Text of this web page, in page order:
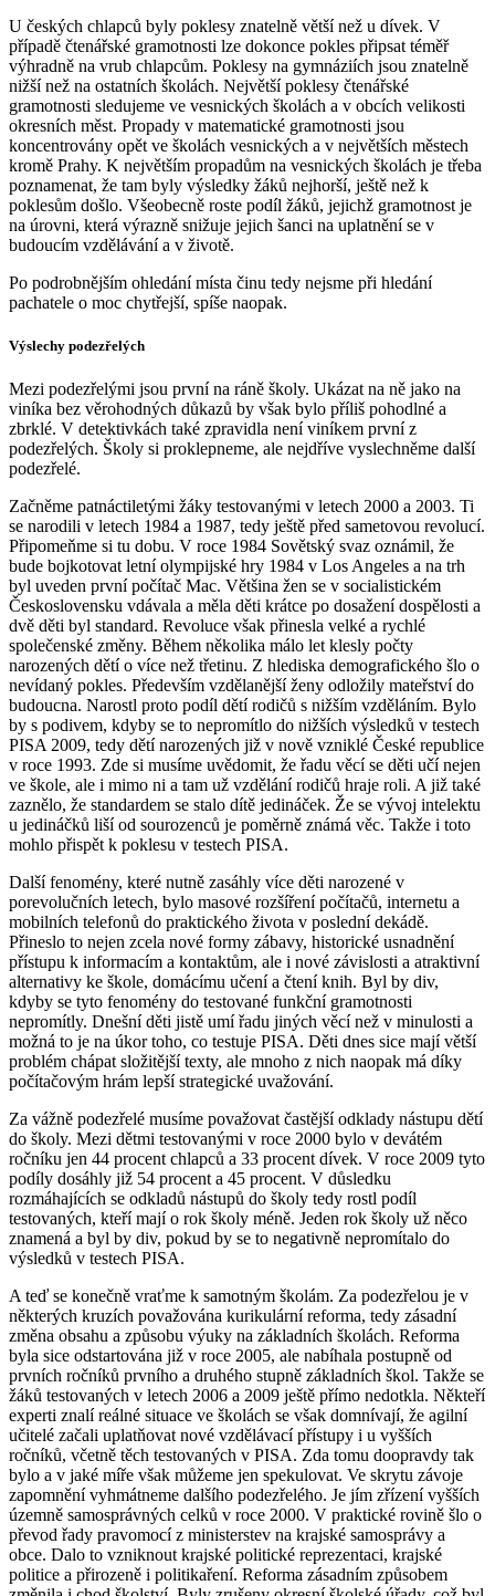
U českých chlapců byly poklesy znatelně větší než u dívek. V
případě čtenářské gramotnosti lze dokonce pokles připsat téměř
výhradně na vrub chlapcům. Poklesy na gymnáziích jsou znatelně
nižší než na ostatních školách. Největší poklesy čtenářské
gramotnosti sledujeme ve vesnických školách a v obcích velikosti
okresních měst. Propady v matematické gramotnosti jsou
koncentrovány opět ve školách vesnických a v největších městech
kromě Prahy. K největším propadům na vesnických školách je třeba
poznamenat, že tam byly výsledky žáků nejhorší, ještě než k
poklesům došlo. Všeobecně roste podíl žáků, jejichž gramotnost je
na úrovni, která výrazně snižuje jejich šanci na uplatnění se v
budoucím vzdělávání a v životě.
Po podrobnějším ohledání místa činu tedy nejsme při hledání
pachatele o moc chytřejší, spíše naopak.
Výslechy podezřelých
Mezi podezřelými jsou první na ráně školy. Ukázat na ně jako na
viníka bez věrohodných důkazů by však bylo příliš pohodlné a
zbrklé. V detektivkách také zpravidla není viníkem první z
podezřelých. Školy si proklepneme, ale nejdříve vyslechněme další
podezřelé.
Začněme patnáctiletými žáky testovanými v letech 2000 a 2003. Ti
se narodili v letech 1984 a 1987, tedy ještě před sametovou revolucí.
Připomeňme si tu dobu. V roce 1984 Sovětský svaz oznámil, že
bude bojkotovat letní olympijské hry 1984 v Los Angeles a na trh
byl uveden první počítač Mac. Většina žen se v socialistickém
Československu vdávala a měla děti krátce po dosažení dospělosti a
dvě děti byl standard. Revoluce však přinesla velké a rychlé
společenské změny. Během několika málo let klesly počty
narozených dětí o více než třetinu. Z hlediska demografického šlo o
nevídaný pokles. Především vzdělanější ženy odložily mateřství do
budoucna. Narostl proto podíl dětí rodičů s nižším vzděláním. Bylo
by s podivem, kdyby se to nepromítlo do nižších výsledků v testech
PISA 2009, tedy dětí narozených již v nově vzniklé České republice
v roce 1993. Zde si musíme uvědomit, že řadu věcí se děti učí nejen
ve škole, ale i mimo ni a tam už vzdělání rodičů hraje roli. A již také
zaznělo, že standardem se stalo dítě jedináček. Že se vývoj intelektu
u jedináčků liší od sourozenců je poměrně známá věc. Takže i toto
mohlo přispět k poklesu v testech PISA.
Další fenomény, které nutně zasáhly více děti narozené v
porevolučních letech, bylo masové rozšíření počítačů, internetu a
mobilních telefonů do praktického života v poslední dekádě.
Přineslo to nejen zcela nové formy zábavy, historické usnadnění
přístupu k informacím a kontaktům, ale i nové závislosti a atraktivní
alternativy ke škole, domácímu učení a čtení knih. Byl by div,
kdyby se tyto fenomény do testované funkční gramotnosti
nepromítly. Dnešní děti jistě umí řadu jiných věcí než v minulosti a
možná to je na úkor toho, co testuje PISA. Děti dnes sice mají větší
problém chápat složitější texty, ale mnoho z nich naopak má díky
počítačovým hrám lepší strategické uvažování.
Za vážně podezřelé musíme považovat častější odklady nástupu dětí
do školy. Mezi dětmi testovanými v roce 2000 bylo v devátém
ročníku jen 44 procent chlapců a 33 procent dívek. V roce 2009 tyto
podíly dosáhly již 54 procent a 45 procent. V důsledku
rozmáhajících se odkladů nástupů do školy tedy rostl podíl
testovaných, kteří mají o rok školy méně. Jeden rok školy už něco
znamená a byl by div, pokud by se to negativně nepromítalo do
výsledků v testech PISA.
A teď se konečně vraťme k samotným školám. Za podezřelou je v
některých kruzích považována kurikulární reforma, tedy zásadní
změna obsahu a způsobu výuky na základních školách. Reforma
byla sice odstartována již v roce 2005, ale nabíhala postupně od
prvních ročníků prvního a druhého stupně základních škol. Takže se
žáků testovaných v letech 2006 a 2009 ještě přímo nedotkla. Někteří
experti znalí reálné situace ve školách se však domnívají, že agilní
učitelé začali uplatňovat nové vzdělávací přístupy i u vyšších
ročníků, včetně těch testovaných v PISA. Zda tomu doopravdy tak
bylo a v jaké míře však můžeme jen spekulovat. Ve skrytu závoje
zapomnění vyhmátneme dalšího podezřelého. Je jím zřízení vyšších
územně samosprávných celků v roce 2000. V praktické rovině šlo o
převod řady pravomocí z ministerstev na krajské samosprávy a
obce. Dalo to vzniknout krajské politické reprezentaci, krajské
politice a přirozeně i politikaření. Reforma zásadním způsobem